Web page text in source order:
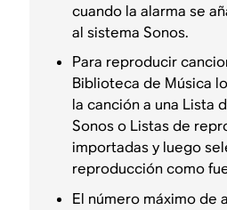
cuando la alarma se
al sistema Sonos.
Para reproducir
Biblioteca de Música
la canción a una Lista
Sonos o Listas de
importadas y luego
reproducción como
El número máximo de